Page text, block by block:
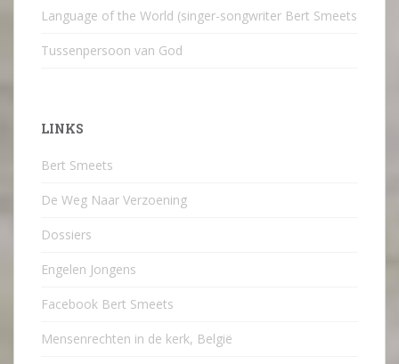
Language of the World (singer-songwriter Bert Smeets
Tussenpersoon van God
LINKS
Bert Smeets
De Weg Naar Verzoening
Dossiers
Engelen Jongens
Facebook Bert Smeets
Mensenrechten in de kerk, België